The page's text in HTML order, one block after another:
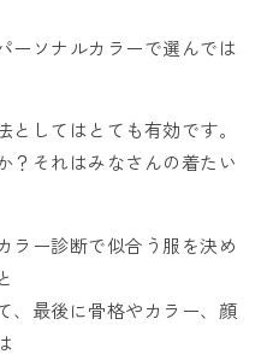
ーソナルカラーで選んでは
してはとても有効です。
？それはみなさんの着たい
ラー診断で似合う服を決め
、最後に骨格やカラー、顔